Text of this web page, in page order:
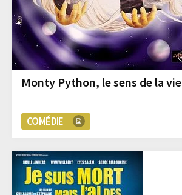
Monty Python, le sens de la vie
COMÉDIE